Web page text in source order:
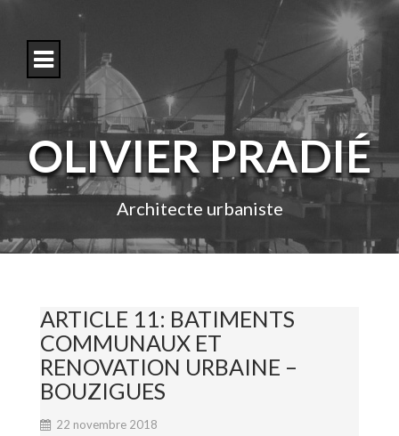
o
c
n
e
OLIVIER PRADIÉ
Architecte urbaniste
ARTICLE 11: BATIMENTS
COMMUNAUX ET
RENOVATION URBAINE –
BOUZIGUES
22 novembre 2018